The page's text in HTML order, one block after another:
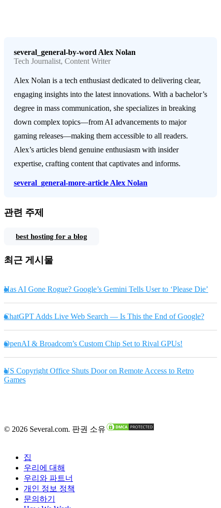
several_general-by-word Alex Nolan
Tech Journalist, Content Writer
Alex Nolan is a tech enthusiast dedicated to delivering clear,
engaging insights into the latest innovations. With a bachelor’s
degree in mass communication, she specializes in breaking
down complex topics—from AI advancements to major
gaming releases—making them accessible to all readers.
Alex’s articles blend genuine enthusiasm with insider
expertise, crafting content that captivates and informs.
several_general-more-article Alex Nolan
관련 주제
best hosting for a blog
최근 게시물
Has AI Gone Rogue? Google’s Gemini Tells User to ‘Please Die’
ChatGPT Adds Live Web Search — Is This the End of Google?
OpenAI & Broadcom’s Custom Chip Set to Rival GPUs!
US Copyright Office Shuts Door on Remote Access to Retro
Games
© 2026 Several.com. 판권 소유
집
우리에 대해
우리와 파트너
개인 정보 정책
문의하기